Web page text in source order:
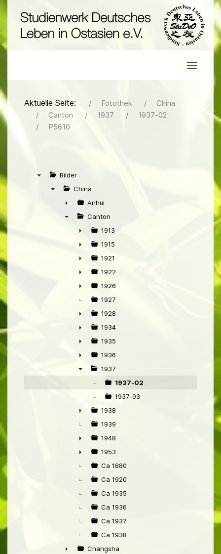
Aktuelle Seite: Fotothek
China
Canton
1937
1937-02
P5610
Bilder
China
►
Anhui
Canton
►
1913
►
1915
►
1921
►
1922
►
1926
1927
►
1928
►
1934
►
1935
►
1936
1937
1937-02
1937-03
►
1938
1939
►
1948
►
1953
Ca 1880
Ca 1920
Ca 1935
Ca 1936
Ca 1937
Ca 1938
Changsha